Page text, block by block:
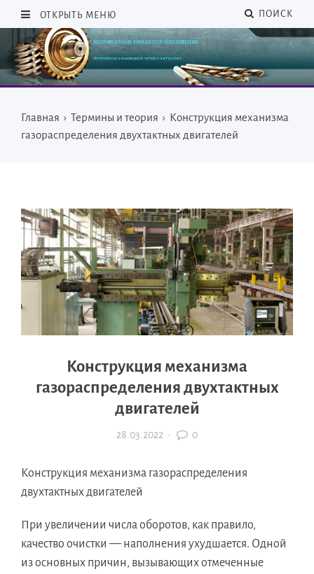
ОТКРЫТЬ МЕНЮ ПОИСК
Главная › Термины и теория › Конструкция механизма
газораспределения двухтактных двигателей
Конструкция механизма
газораспределения двухтактных
двигателей
28.03.2022 · 0
Конструкция механизма газораспределения
двухтактных двигателей
При увеличении числа оборотов, как правило,
качество очистки — наполнения ухудшается. Одной
из основных причин, вызывающих отмеченные